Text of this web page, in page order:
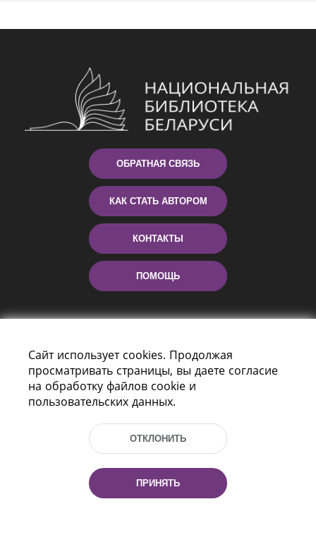
ОБРАТНАЯ СВЯЗЬ
КАК СТАТЬ АВТОРОМ
КОНТАКТЫ
ПОМОЩЬ
Пр-т Независимости 116
г. Минск, Республика Беларусь, 220114
Тел.: (+375 17) 368 37 37, Факс: (+375 17)
Эл. почта: inbox@nlb.by
Сайт использует cookies. Продолжая
просматривать страницы, вы даете согласие
на обработку файлов cookie и
пользовательских данных.
ОТКЛОНИТЬ
ПРИНЯТЬ